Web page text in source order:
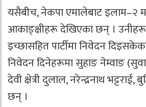
यसैबीच, नेकपा एमालेबाट इलाम–२
आकाङ्क्षीहरू देखिएका छन् ।
इच्छासहित पार्टीमा निवेदन
निवेदन दिनेहरूमा सुहाङ नेम्वाङ
देवी क्षेत्री दुलाल, नरेन्द्रनाथ
छन् ।